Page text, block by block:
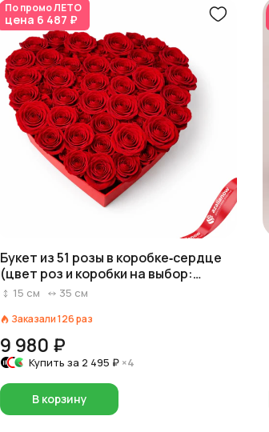
По промоЛЕТО
цена 6 487 ₽
Букет из 51 розы в коробке‑сердце
(цвет роз и коробки на выбор:
красный/розовый/белый)
15 см 35 см
Заказали126раз
9 980 ₽
Купить за 2 495 ₽ ×4
В корзину